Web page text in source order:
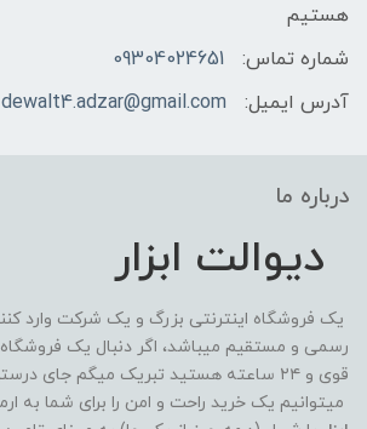
هستیم
شماره تماس:
09304024651
آدرس ایمیل:
dewalt4.adzar@gmail.com
درباره ما
دیوالت ابزار
یک فروشگاه اینترنتی بزرگ و یک شرکت وارد
رسمی و مستقیم میباشد، اگر دنبال یک فروشگاه
قوی و ۲۴ ساعته هستید تبریک میگم جای
میتوانیم یک خرید راحت و امن را برای شما به